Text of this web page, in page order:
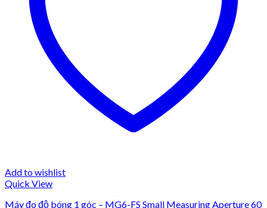
Add to wishlist
Quick View
Máy đo độ bóng 1 góc – MG6-FS Small Measuring Aperture 60